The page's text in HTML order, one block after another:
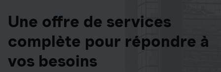
Une offre de services
complète pour répondre à
vos besoins